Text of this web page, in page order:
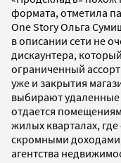
формата, отметила
One Story Ольга
в описании сети не
дискаунтера,
ограниченный
уже и закрытия
выбирают удаленные
отдается
жилых кварталах,
скромными
агентства